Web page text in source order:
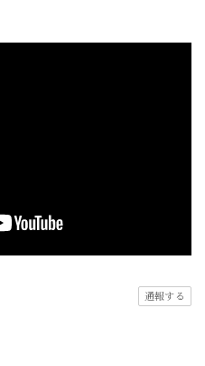
通報する